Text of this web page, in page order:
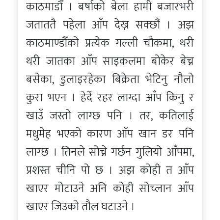
काठमाडौँ । बर्षाको बेला हामी बजारभरी
जताततै पहेला आँप देख्न सक्छौं । अझ
काठमाण्डौँको प्रत्येक गल्ली चौकमा, थरी
थरी जातका आँप साइकलमा बोकेर बेच्न
बसेका, डुलाइरहेका बिक्रेता भेटिनु नौलो
कुरा भएन । हेर्दे रहर लाग्दा आँप किनु र
खाउँ जस्तो लाग्छ पनि । तर, कतिलाई
मधुमेह भएको कारण आँप खान डर पनि
लाग्छ । तिनले सोच्ने गर्छन गुलियो आँपमा,
प्रशस्त चीनि पो छ । अझ कोही त आँप
खाएर मोटाउने अनि कोही सोच्लान आँप
खाएर जिउको तौल घटाउने ।